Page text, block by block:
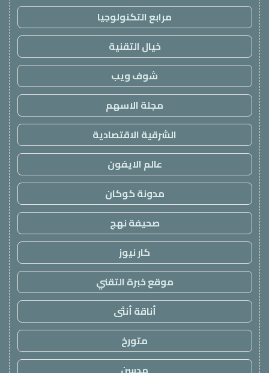
مرابع التكنولوجيا
خيال التقنية
شوف ويب
مجلة الاسهم
الشرقية الاقتصادية
عالم الايفون
مدونة كوكان
صحيفة نهج
كار نيوز
موقع خبرة التقني
أناقة أنثى
متورخ